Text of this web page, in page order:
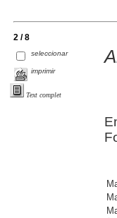
2 / 8
seleccionar
imprimir
Text complet